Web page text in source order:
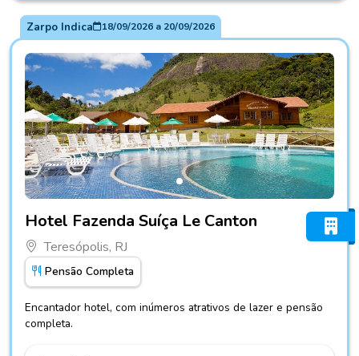
Zarpo Indica 18/09/2026a 20/09/2026
Hotel Fazenda Suíça Le Canton
Teresópolis, RJ
Pensão Completa
Encantador hotel, com inúmeros atrativos de lazer e pensão
completa.